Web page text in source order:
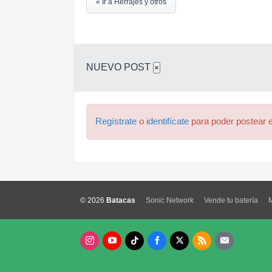
NUEVO POST ×
Regístrate o identifícate para poder postear
© 2026 Batacas Sonic Network Vende tu batería